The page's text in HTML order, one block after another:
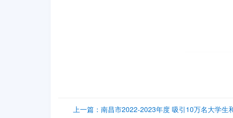
上一篇： 南昌市2022-2023年度 吸引10万名大学生